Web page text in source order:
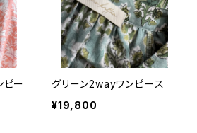
ピー
グリーン2wayワンピース
¥19,800